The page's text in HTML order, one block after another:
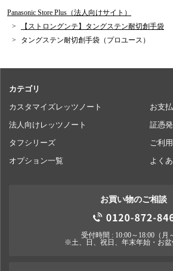
Panasonic Store Plus（法人向けサイト）
【ストロングンテ】タングステン耐切創手袋
タングステン耐切創手袋（プロユース）
カテゴリ
カスタマイズレッツノート
お支
法人向けレッツノート
証憑
タフシリーズ
ご利
オプション一覧
よく
お買い物のご相談
受付時間 : 10:00～18:00（月
※土、日、祝日、年末年始・お盆